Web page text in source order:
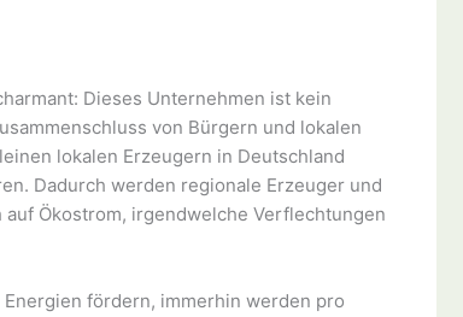
Dieses Unternehmen ist kein
von Bürgern und lokalen
lokalen Erzeugern in Deutschland
Dadurch werden regionale Erzeuger und
Ökostrom, irgendwelche Verflechtungen
fördern, immerhin werden pro